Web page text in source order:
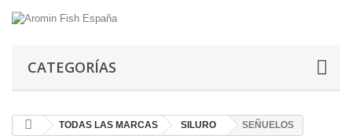
CATEGORÍAS
TODAS LAS MARCAS SILURO SEÑUELOS